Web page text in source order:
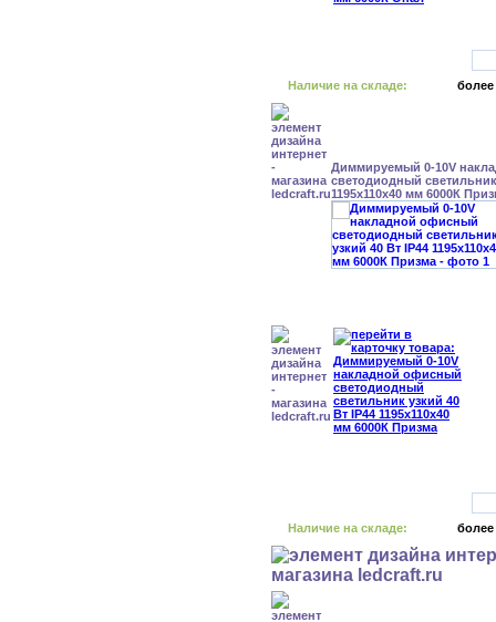
Наличие на складе: более
Диммируемый 0-10V
светодиодный светильник
1195x110x40 мм 6000К
Наличие на складе: более